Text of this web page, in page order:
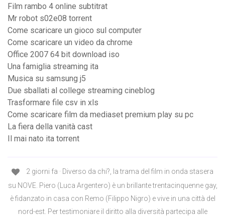
Film rambo 4 online subtitrat
Mr robot s02e08 torrent
Come scaricare un gioco sul computer
Come scaricare un video da chrome
Office 2007 64 bit download iso
Una famiglia streaming ita
Musica su samsung j5
Due sballati al college streaming cineblog
Trasformare file csv in xls
Come scaricare film da mediaset premium play su pc
La fiera della vanità cast
Il mai nato ita torrent
2 giorni fa · Diverso da chi?, la trama del film in onda stasera
su NOVE. Piero (Luca Argentero) è un brillante trentacinquenne gay,
è fidanzato in casa con Remo (Filippo Nigro) e vive in una città del
nord-est. Per testimoniare il diritto alla diversità partecipa alle